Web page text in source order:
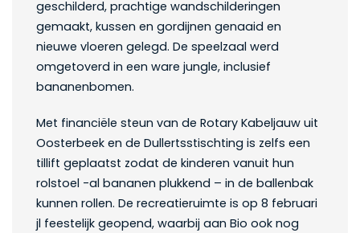
geschilderd, prachtige wandschilderingen
gemaakt, kussen en gordijnen genaaid en
nieuwe vloeren gelegd. De speelzaal werd
omgetoverd in een ware jungle, inclusief
bananenbomen.
Met financiële steun van de Rotary Kabeljauw uit
Oosterbeek en de Dullertsstischting is zelfs een
tillift geplaatst zodat de kinderen vanuit hun
rolstoel -al bananen plukkend – in de ballenbak
kunnen rollen. De recreatieruimte is op 8 februari
jl feestelijk geopend, waarbij aan Bio ook nog